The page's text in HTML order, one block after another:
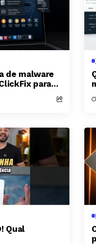
de malware
para
Macs
Qual